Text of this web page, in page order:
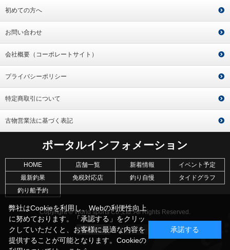
初めての方へ
お問い合わせ
会社概要（コーポレートサイト）
プライバシーポリシー
特定商取引について
古物営業法に基づく表記
ポータルインフォメーション
HOME 店舗一覧 新着情報
イベント予定
最新釣果
免税対応店 釣り自慢
タイドグラフ
釣り船予約
Copyright © World sports Co.,Ltd. All Rights Reserved.
弊社はCookieを利用し、Webの利便性向上
に努めております。「承認する」をクリッ
クしていただくと、お客様に最適な内容を
提供することが可能となります。Cookieの
承諾する